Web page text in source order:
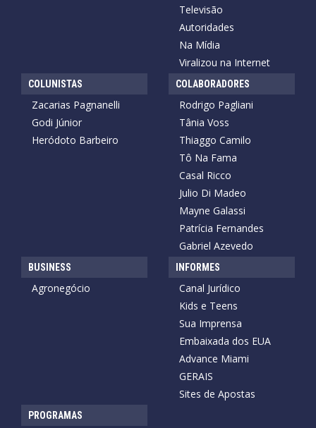
Televisão
Autoridades
Na Mídia
Viralizou na Internet
COLUNISTAS
Zacarias Pagnanelli
Godi Júnior
Heródoto Barbeiro
COLABORADORES
Rodrigo Pagliani
Tânia Voss
Thiaggo Camilo
Tô Na Fama
Casal Ricco
Julio Di Madeo
Mayne Galassi
Patrícia Fernandes
Gabriel Azevedo
BUSINESS
Agronegócio
INFORMES
Canal Jurídico
Kids e Teens
Sua Imprensa
Embaixada dos EUA
Advance Miami
GERAIS
Sites de Apostas
PROGRAMAS